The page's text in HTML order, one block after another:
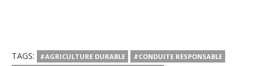
TAGS: #AGRICULTURE DURABLE
#CONDUITE RESPONSABLE